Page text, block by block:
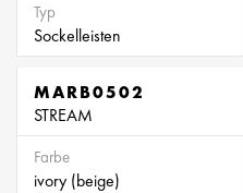
Typ
Sockelleisten
MARB0502
STREAM
Farbe
ivory (beige)